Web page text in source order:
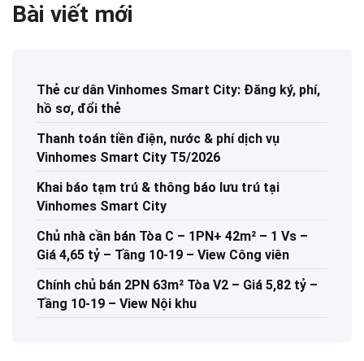
Bài viết mới
Thẻ cư dân Vinhomes Smart City: Đăng ký, phí,
hồ sơ, đổi thẻ
Thanh toán tiền điện, nước & phí dịch vụ
Vinhomes Smart City T5/2026
Khai báo tạm trú & thông báo lưu trú tại
Vinhomes Smart City
Chủ nhà cần bán Tòa C – 1PN+ 42m² – 1 Vs –
Giá 4,65 tỷ – Tầng 10-19 – View Công viên
Chính chủ bán 2PN 63m² Tòa V2 – Giá 5,82 tỷ –
Tầng 10-19 – View Nội khu